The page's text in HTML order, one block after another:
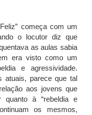
começa com um
o locutor diz que
as aulas sabia
era visto como um
e agressividade.
atuais, parece que tal
aos jovens que
quanto à “rebeldia e
os mesmos,